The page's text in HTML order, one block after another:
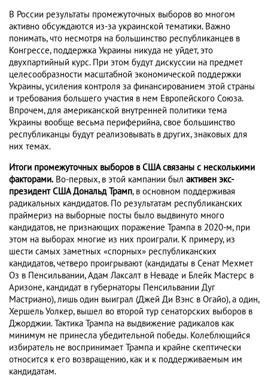
В России результаты промежуточных выборов во многом
активно обсуждаются из-за украинской тематики. Важно
понимать, что несмотря на большинство республиканцев в
Конгрессе, поддержка Украины никуда не уйдет, это
двухпартийный курс. При этом будут дискуссии на предмет
целесообразности масштабной экономической поддержки
Украины, усиления контроля за финансированием этой страны
и требования большего участия в нем Европейского Союза.
Впрочем, для американской внутренней политики тема
Украины вообще весьма периферийна, свое большинство
республиканцы будут реализовывать в других, знаковых для
них темах.
Итоги промежуточных выборов в США связаны с несколькими
факторами. Во-первых, в этой кампании был активен экс-
президент США Дональд Трамп, в основном поддерживая
радикальных кандидатов. По результатам республиканских
праймериз на выборные посты было выдвинуто много
кандидатов, не признающих поражение Трампа в 2020-м, при
этом на выборах многие из них проиграли. К примеру, из
шести самых заметных «спорных» республиканских
кандидатов, четверо проигрывают (кандидаты в Сенат Мехмет
Оз в Пенсильвании, Адам Лаксалт в Неваде и Блейк Мастерс в
Аризоне, кандидат в губернаторы Пенсильвании Дуг
Мастриано), лишь один выиграл (Джей Ди Вэнс в Огайо), а один,
Хершель Уолкер, вышел во второй тур сенаторских выборов в
Джорджии. Тактика Трампа на выдвижение радикалов как
минимум не принесла убедительной победы. Колеблющийся
избиратель не воспринимает Трампа и крайне скептически
относится к его возвращению, как и к поддерживаемым им
кандидатам.